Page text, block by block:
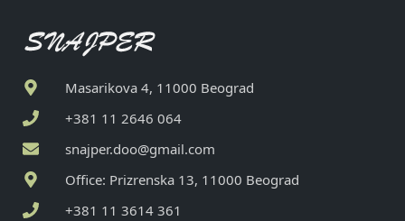
Masarikova 4, 11000 Beograd
+381 11 2646 064
snajper.doo@gmail.com
Office: Prizrenska 13, 11000 Beograd
+381 11 3614 361